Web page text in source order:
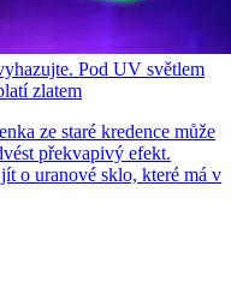
Pod UV světlem
zlatem
ze staré kredence může
překvapivý efekt.
o uranové sklo, které má v